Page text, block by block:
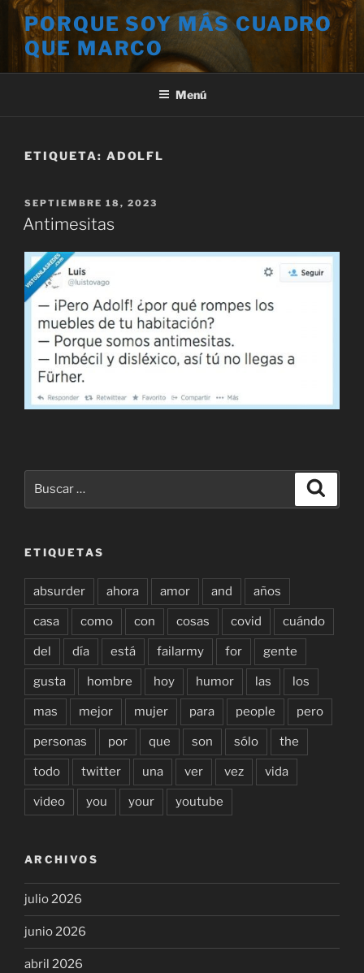
Saltar
contenido
PORQUE SOY MÁS CUADRO
QUE MARCO
Menú
ETIQUETA: ADOLFL
PUBLICADO
EL
SEPTIEMBRE 18, 2023
Antimesitas
ETIQUETAS
absurder ahora amor and años
casa como con cosas covid cuándo
del día está failarmy for gente
gusta hombre hoy humor las los
mas mejor mujer para people pero
personas por que son sólo the
todo twitter una ver vez vida
video you your youtube
ARCHIVOS
julio 2026
junio 2026
abril 2026